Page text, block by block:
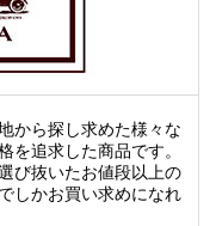
から探し求めた様々な
を追求した商品です。
び抜いたお値段以上の
しかお買い求めになれ